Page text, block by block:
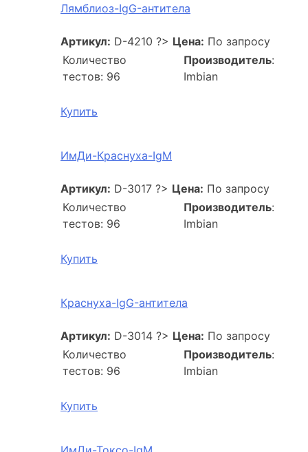
Лямблиоз-IgG-антитела
Артикул: D-4210 ?> Цена: По запросу
Количество
тестов: 96
Производитель:
Imbian
Купить
ИмДи-Краснуха-IgM
Артикул: D-3017 ?> Цена: По запросу
Количество
тестов: 96
Производитель:
Imbian
Купить
Краснуха-IgG-антитела
Артикул: D-3014 ?> Цена: По запросу
Количество
тестов: 96
Производитель:
Imbian
Купить